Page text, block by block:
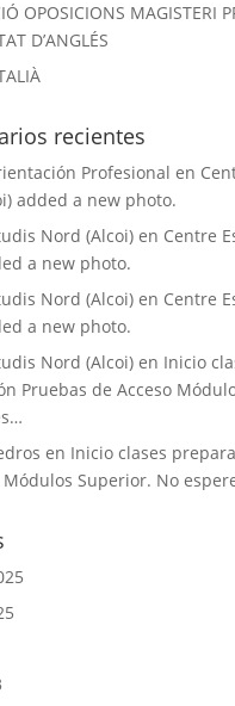
OPOSICIONS MAGISTERI
D’ANGLÉS
recientes
Profesional en
added a new photo.
Nord (Alcoi)en Centre
a new photo.
Nord (Alcoi)en Centre
a new photo.
Nord (Alcoi)en Inicio
Pruebas de Acceso
en Inicio clases
Módulos Superior. No